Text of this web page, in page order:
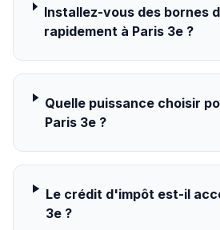
Installez-vous des bornes
rapidement à Paris 3e ?
Quelle puissance choisir
Paris 3e ?
Le crédit d'impôt est-il
3e ?